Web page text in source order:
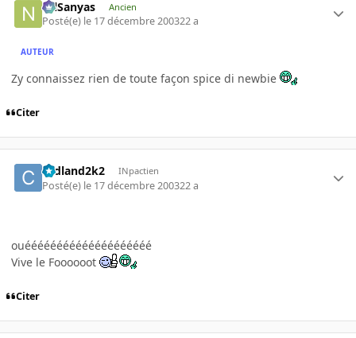
NilSanyas Ancien
Posté(e) le 17 décembre 200322 a
AUTEUR
Zy connaissez rien de toute façon spice di newbie
Citer
cedland2k2 INpactien
Posté(e) le 17 décembre 200322 a
ouéééééééééééééééééééé
Vive le Foooooot
Citer